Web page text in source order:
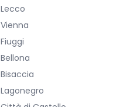
Lecco
Vienna
Fiuggi
Bellona
Bisaccia
Lagonegro